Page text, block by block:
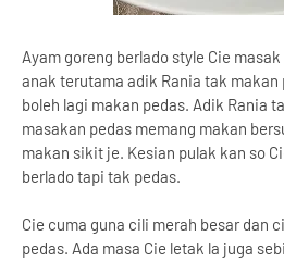
Ayam goreng berlado style Cie
anak terutama adik Rania tak makan
boleh lagi makan pedas. Adik Rania
masakan pedas memang makan
makan sikit je. Kesian pulak kan so
berlado tapi tak pedas.
Cie cuma guna cili merah besar dan
pedas. Ada masa Cie letak la juga